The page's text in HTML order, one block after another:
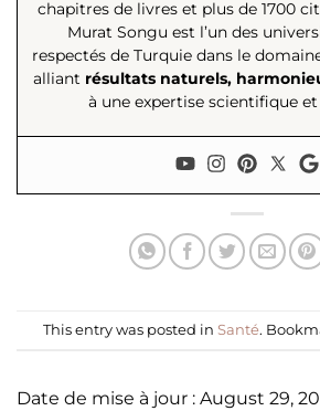
chapitres de livres et plus de 1700
Murat Songu est l’un des
respectés de Turquie dans le
alliant résultats naturels,
à une expertise scientifique
This entry was posted in Santé.
Date de mise à jour : August 29,